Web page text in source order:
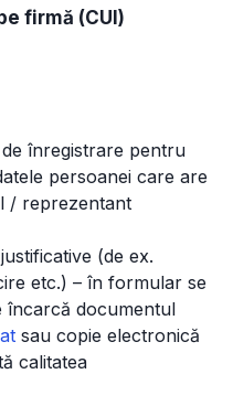
firmă (CUI)
înregistrare pentru
persoanei care are
/ reprezentant
(de ex.
etc.) – în formular se
încarcă documentul
sau copie electronică
calitatea